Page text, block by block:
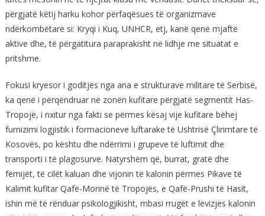
përgjatë këtij harku kohor përfaqësues të organizmave
ndërkombëtare si: Kryqi i Kuq, UNHCR, etj, kanë qenë mjaftë
aktive dhe, të përgatitura paraprakisht në lidhje me situatat e
pritshme.
Fokusi kryesor i goditjes nga ana e strukturave militare të Serbisë,
ka qenë i përqëndruar në zonën kufitare përgjatë segmentit Has-
Tropojë, i nxitur nga fakti se përmes kësaj vije kufitare bëhej
furnizimi logjistik i formacioneve luftarake të Ushtrisë Çlirimtare të
Kosovës, po kështu dhe ndërrimi i grupeve të luftimit dhe
transporti i të plagosurve. Natyrshëm që, burrat, gratë dhe
fëmijët, të cilët kaluan dhe vijonin të kalonin përmes Pikave të
Kalimit kufitar Qafë-Morinë të Tropojës, e Qafë-Prushi të Hasit,
ishin më të rënduar psikologjikisht, mbasi rrugët e lëvizjes kalonin